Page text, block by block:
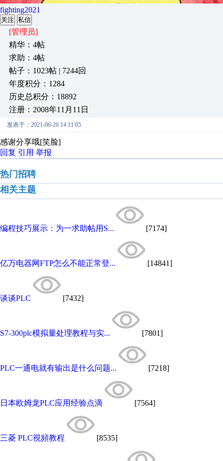
fighting2021
关注 私信
[管理员]
精华：4帖
求助：4帖
帖子：1023帖 | 7244回
年度积分：1284
历史总积分：18892
注册：2008年11月11日
发表于：2021-06-26 14:11:05
感谢分享哦[笑脸]
回复 引用 举报
热门招聘
相关主题
编程技巧展示：为一求助帖用S... [7174]
亿万电器网FTP怎么不能正常登... [14841]
谈谈PLC [7432]
S7-300plc模拟量处理教程与实... [7801]
PLC一通电就有输出是什么问题... [7218]
日本欧姆龙PLC应用经验点滴 [7564]
三菱 PLC視頻教程 [8535]